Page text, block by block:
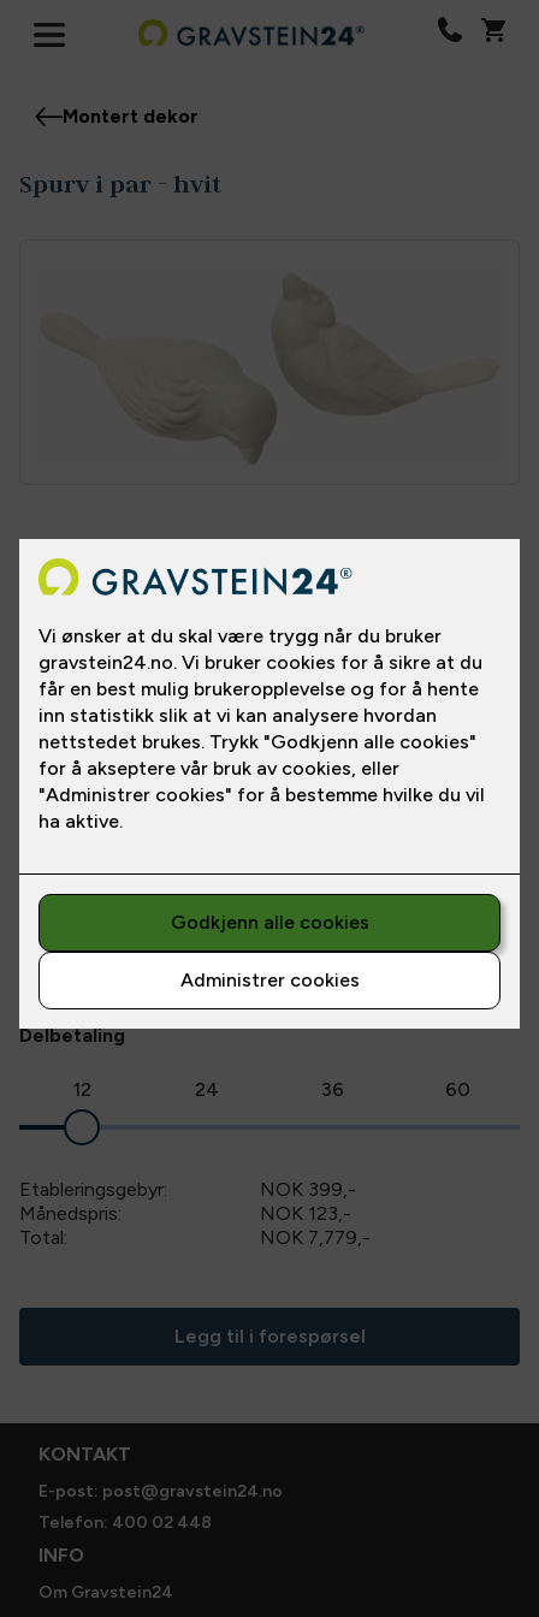
Montert dekor
Spurv i par - hvit
Varianter
Et yndig par med spurver, der den ene ser opp og den andre ser
ned. Plassering på gravstein og størrelsen bestemmer du selv,
og våre kyndige fageksperter rådgir deg gjerne.
Spurvene finnes gull, bronse, forniklet, hvit og aluminium.
Materiale: Hvit
Lesmer
NOK 3,200 / NOK 336 pr. mnd.
*Prisen gjelder betaling over 12 mnd.
Delbetaling
12 24 36 60
Etableringsgebyr: NOK 399,-
Månedspris:
NOK 123,-
Total:
NOK 7,779,-
Legg til i forespørsel
KONTAKT
E-post: post@gravstein24.no
Telefon: 400 02 448
INFO
Om Gravstein24